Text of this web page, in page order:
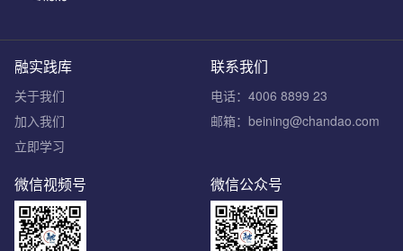
联系我们
电话：4006 8899 23
邮箱：beining@chandao.com
融实践库
关于我们
加入我们
立即学习
微信公众号
微信视频号